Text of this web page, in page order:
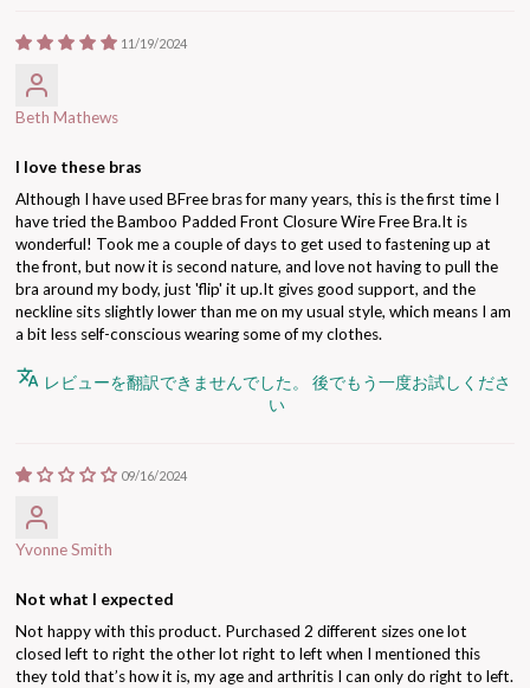
11/19/2024
Beth Mathews
I love these bras
Although I have used BFree bras for many years, this is the first time I
have tried the Bamboo Padded Front Closure Wire Free Bra.It is
wonderful! Took me a couple of days to get used to fastening up at
the front, but now it is second nature, and love not having to pull the
bra around my body, just 'flip' it up.It gives good support, and the
neckline sits slightly lower than me on my usual style, which means I am
a bit less self-conscious wearing some of my clothes.
レビューを翻訳できませんでした。 後でもう一度お試しくださ
い
09/16/2024
Yvonne Smith
Not what I expected
Not happy with this product. Purchased 2 different sizes one lot
closed left to right the other lot right to left when I mentioned this
they told that’s how it is, my age and arthritis I can only do right to left.